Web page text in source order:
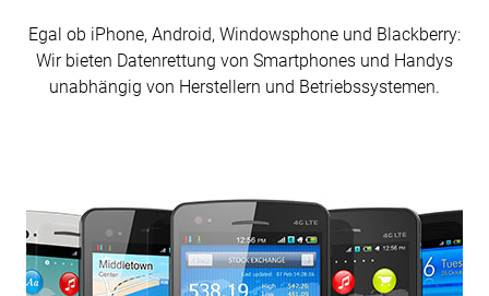
Egal ob iPhone, Android, Windowsphone und Blackberry:
Wir bieten Daten­rettung von Smart­phones und Handys
unabhängig von Herstellern und Betriebs­systemen.